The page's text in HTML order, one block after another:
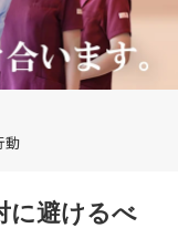
動
に避けるべ